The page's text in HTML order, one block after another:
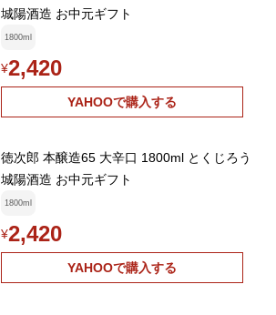
城陽酒造 お中元ギフト
1800ml
¥2,420
YAHOOで購入する
徳次郎 本醸造65 大辛口 1800ml とくじろう
城陽酒造 お中元ギフト
1800ml
¥2,420
YAHOOで購入する